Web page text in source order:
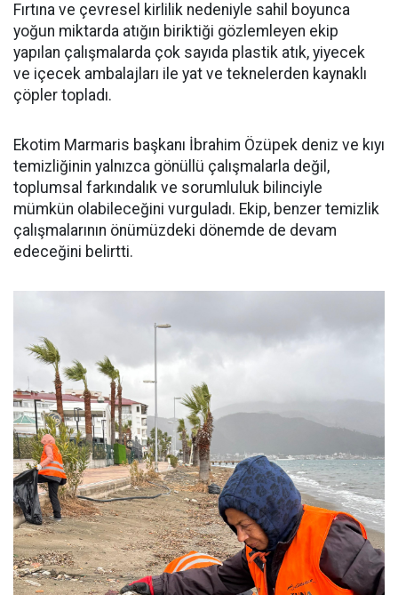
Fırtına ve çevresel kirlilik nedeniyle sahil boyunca
yoğun miktarda atığın biriktiği gözlemleyen ekip
yapılan çalışmalarda çok sayıda plastik atık, yiyecek
ve içecek ambalajları ile yat ve teknelerden kaynaklı
çöpler topladı.
Ekotim Marmaris başkanı İbrahim Özüpek deniz ve kıyı
temizliğinin yalnızca gönüllü çalışmalarla değil,
toplumsal farkındalık ve sorumluluk bilinciyle
mümkün olabileceğini vurguladı. Ekip, benzer temizlik
çalışmalarının önümüzdeki dönemde de devam
edeceğini belirtti.